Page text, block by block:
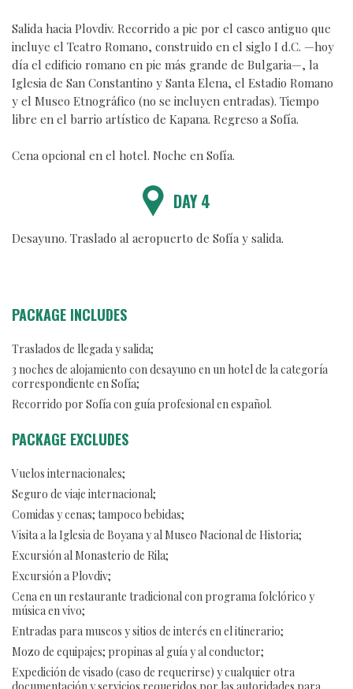
Salida hacia Plovdiv. Recorrido a pie por el casco antiguo que
incluye el Teatro Romano, construido en el siglo I d.C. —hoy
día el edificio romano en pie más grande de Bulgaria—, la
Iglesia de San Constantino y Santa Elena, el Estadio Romano
y el Museo Etnográfico (no se incluyen entradas). Tiempo
libre en el barrio artístico de Kapana. Regreso a Sofía.
Cena opcional en el hotel. Noche en Sofía.
DAY 4
Desayuno. Traslado al aeropuerto de Sofía y salida.
PACKAGE INCLUDES
Traslados de llegada y salida;
3 noches de alojamiento con desayuno en un hotel de la categoría
correspondiente en Sofía;
Recorrido por Sofía con guía profesional en español.
PACKAGE EXCLUDES
Vuelos internacionales;
Seguro de viaje internacional;
Comidas y cenas; tampoco bebidas;
Visita a la Iglesia de Boyana y al Museo Nacional de Historia;
Excursión al Monasterio de Rila;
Excursión a Plovdiv;
Cena en un restaurante tradicional con programa folclórico y
música en vivo;
Entradas para museos y sitios de interés en el itinerario;
Mozo de equipajes; propinas al guía y al conductor;
Expedición de visado (caso de requerirse) y cualquier otra